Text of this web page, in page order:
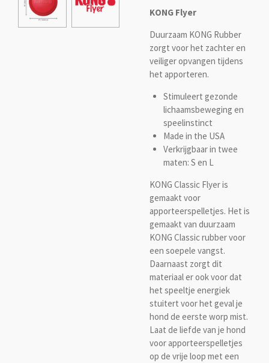
KONG Flyer
Duurzaam KONG Rubber
zorgt voor het zachter en
veiliger opvangen tijdens
het apporteren.
Stimuleert gezonde
lichaamsbeweging en
speelinstinct
Made in the USA
Verkrijgbaar in twee
maten: S en L
KONG Classic Flyer is
gemaakt voor
apporteerspelletjes. Het is
gemaakt van duurzaam
KONG Classic rubber voor
een soepele vangst.
Daarnaast zorgt dit
materiaal er ook voor dat
het speeltje energiek
stuitert voor het geval je
hond de eerste worp mist.
Laat de liefde van je hond
voor apporteerspelletjes
op de vrije loop met een